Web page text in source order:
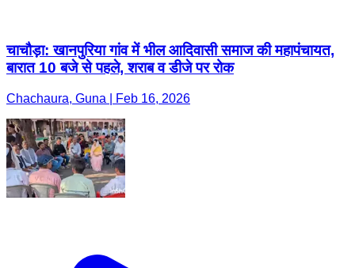
चाचौड़ा: खानपुरिया गांव में भील आदिवासी समाज की महापंचायत,
बारात 10 बजे से पहले, शराब व डीजे पर रोक
Chachaura, Guna | Feb 16, 2026